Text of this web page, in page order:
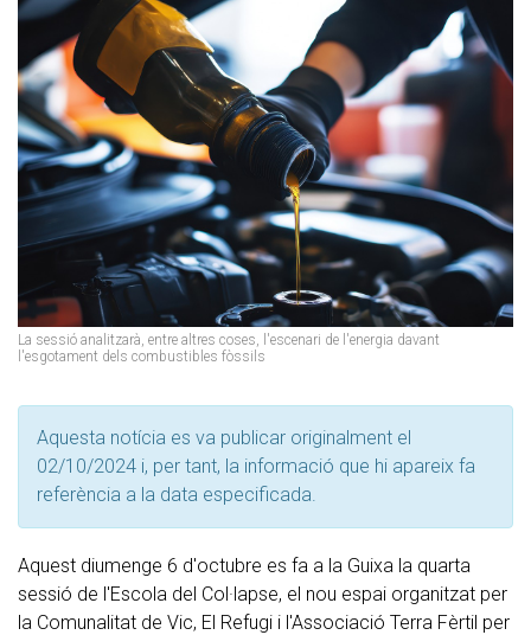
La sessió analitzarà, entre altres coses, l'escenari de l'energia davant
l'esgotament dels combustibles fòssils
Aquesta notícia es va publicar originalment el
02/10/2024 i, per tant, la informació que hi apareix fa
referència a la data especificada.
Aquest diumenge 6 d'octubre es fa a la Guixa la quarta
sessió de l'Escola del Col·lapse, el nou espai organitzat per
la Comunalitat de Vic, El Refugi i l'Associació Terra Fèrtil per